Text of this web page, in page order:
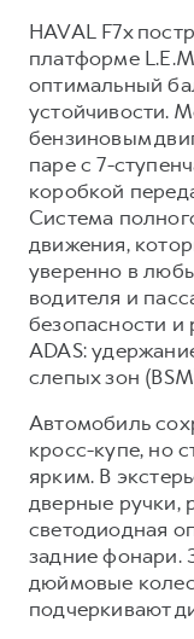
Коллекция
HAVAL F7x
платформе
оптимальный
устойчивости.
бензиновым
паре с 7-
коробкой
Система
движения,
уверенно в
водителя и
безопасности
ADAS:
слепых зон
Автомобиль
кросс-купе, но
ярким. В
дверные ручки,
светодиодная
задние фонари.
дюймовые
подчеркивают